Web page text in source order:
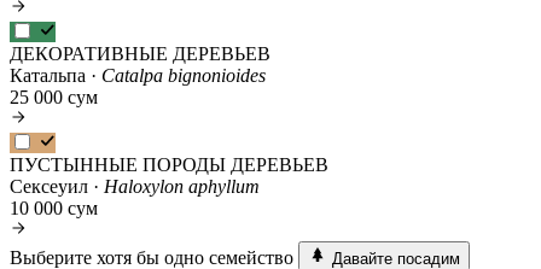
ДЕКОРАТИВНЫЕ ДЕРЕВЬЕВ
Катальпа · Catalpa bignonioides
25 000 сум
ПУСТЫННЫЕ ПОРОДЫ ДЕРЕВЬЕВ
Сексеуил · Haloxylon aphyllum
10 000 сум
Выберите хотя бы одно семейство Давайте посадим